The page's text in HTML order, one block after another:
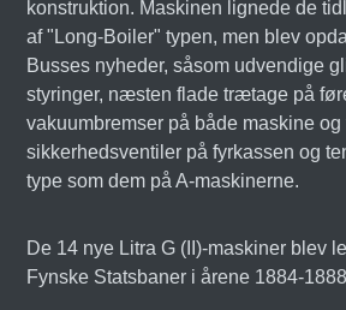
konstruktion. Maskinen lignede de
af "Long-Boiler" typen, men blev
Busses nyheder, såsom udvendige
styringer, næsten flade trætage på
vakuumbremser på både maskine og
sikkerhedsventiler på fyrkassen og
type som dem på A-maskinerne.
De 14 nye Litra G (II)-maskiner blev
Fynske Statsbaner i årene 1884-